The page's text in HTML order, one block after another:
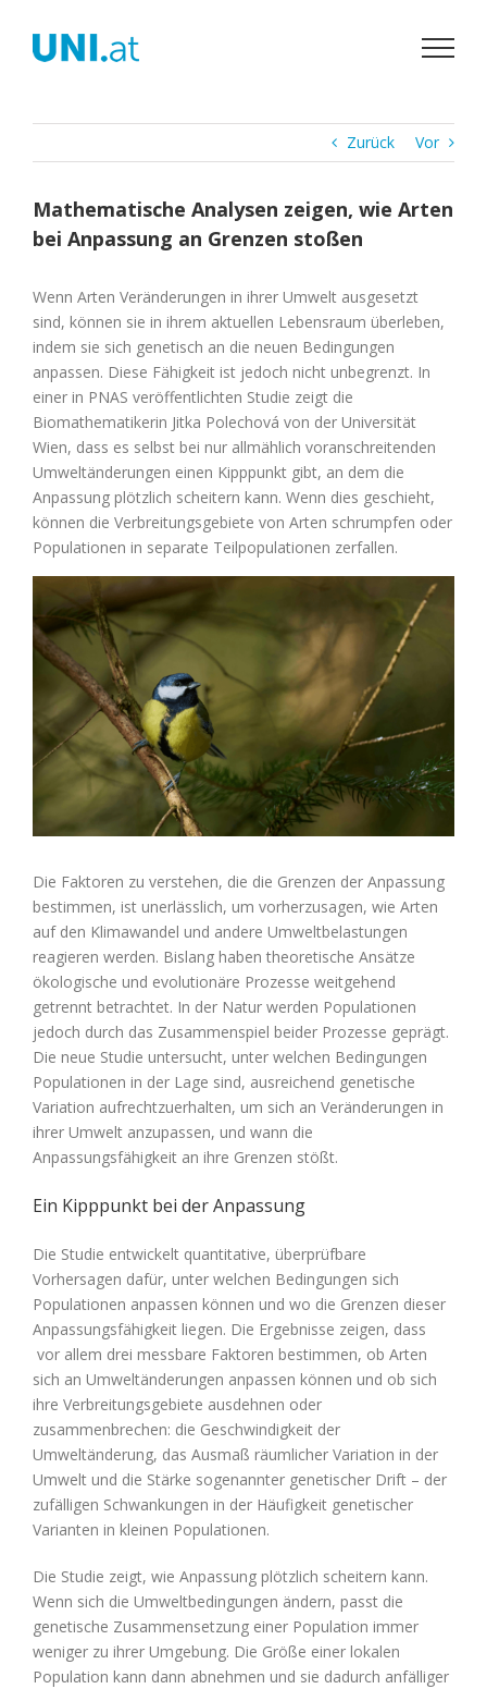
Inhalt
springen
Zurück Vor
Mathematische Analysen zeigen, wie Arten
bei Anpassung an Grenzen stoßen
Wenn Arten Veränderungen in ihrer Umwelt ausgesetzt
sind, können sie in ihrem aktuellen Lebensraum überleben,
indem sie sich genetisch an die neuen Bedingungen
anpassen. Diese Fähigkeit ist jedoch nicht unbegrenzt. In
einer in PNAS veröffentlichten Studie zeigt die
Biomathematikerin Jitka Polechová von der Universität
Wien, dass es selbst bei nur allmählich voranschreitenden
Umweltänderungen einen Kipppunkt gibt, an dem die
Anpassung plötzlich scheitern kann. Wenn dies geschieht,
können die Verbreitungsgebiete von Arten schrumpfen oder
Populationen in separate Teilpopulationen zerfallen.
Zeige
grösseres
Bild
Die Faktoren zu verstehen, die die Grenzen der Anpassung
bestimmen, ist unerlässlich, um vorherzusagen, wie Arten
auf den Klimawandel und andere Umweltbelastungen
reagieren werden. Bislang haben theoretische Ansätze
ökologische und evolutionäre Prozesse weitgehend
getrennt betrachtet. In der Natur werden Populationen
jedoch durch das Zusammenspiel beider Prozesse geprägt.
Die neue Studie untersucht, unter welchen Bedingungen
Populationen in der Lage sind, ausreichend genetische
Variation aufrechtzuerhalten, um sich an Veränderungen in
ihrer Umwelt anzupassen, und wann die
Anpassungsfähigkeit an ihre Grenzen stößt.
Ein Kipppunkt bei der Anpassung
Die Studie entwickelt quantitative, überprüfbare
Vorhersagen dafür, unter welchen Bedingungen sich
Populationen anpassen können und wo die Grenzen dieser
Anpassungsfähigkeit liegen. Die Ergebnisse zeigen, dass
vor allem drei messbare Faktoren bestimmen, ob Arten
sich an Umweltänderungen anpassen können und ob sich
ihre Verbreitungsgebiete ausdehnen oder
zusammenbrechen: die Geschwindigkeit der
Umweltänderung, das Ausmaß räumlicher Variation in der
Umwelt und die Stärke sogenannter genetischer Drift – der
zufälligen Schwankungen in der Häufigkeit genetischer
Varianten in kleinen Populationen.
Die Studie zeigt, wie Anpassung plötzlich scheitern kann.
Wenn sich die Umweltbedingungen ändern, passt die
genetische Zusammensetzung einer Population immer
weniger zu ihrer Umgebung. Die Größe einer lokalen
Population kann dann abnehmen und sie dadurch anfälliger